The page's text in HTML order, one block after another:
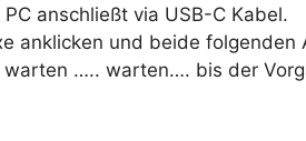
anschließt via USB-C Kabel.
anklicken und beide folgenden
….. warten…. bis der